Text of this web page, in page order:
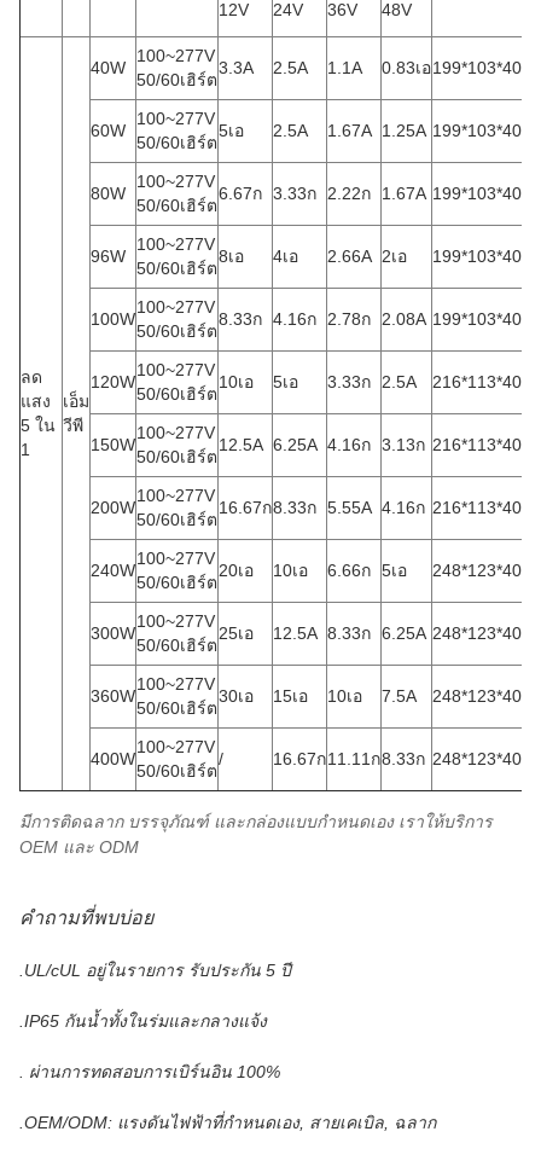
12V 24V 36V 48V
ลด
แสง
5 ใน
1
เอ็ม
วีพี
40W
100~277V
50/60เฮิร์ต
3.3A 2.5A 1.1A 0.83เอ199*103*40ม
60W
100~277V
50/60เฮิร์ต
5เอ 2.5A 1.67A 1.25A 199*103*40ม
80W
100~277V
50/60เฮิร์ต
6.67ก 3.33ก 2.22ก 1.67A 199*103*40ม
96W
100~277V
50/60เฮิร์ต
8เอ 4เอ 2.66A 2เอ 199*103*40ม
100W
100~277V
50/60เฮิร์ต
8.33ก 4.16ก 2.78ก 2.08A 199*103*40ม
120W
100~277V
50/60เฮิร์ต
10เอ 5เอ 3.33ก 2.5A 216*113*40ม
150W
100~277V
50/60เฮิร์ต
12.5A 6.25A 4.16ก 3.13ก 216*113*40ม
200W
100~277V
50/60เฮิร์ต
16.67ก8.33ก 5.55A 4.16ก 216*113*40ม
240W
100~277V
50/60เฮิร์ต
20เอ 10เอ 6.66ก 5เอ 248*123*40ม
300W
100~277V
50/60เฮิร์ต
25เอ 12.5A 8.33ก 6.25A 248*123*40ม
360W
100~277V
50/60เฮิร์ต
30เอ 15เอ 10เอ 7.5A 248*123*40ม
400W
100~277V
50/60เฮิร์ต
/ 16.67ก11.11ก8.33ก 248*123*40ม
มีการติดฉลาก บรรจุภัณฑ์ และกล่องแบบกำหนดเอง เราให้บริการ
OEM และ ODM
คำถามที่พบบ่อย
.UL/cUL อยู่ในรายการ รับประกัน 5 ปี
.IP65 กันน้ำทั้งในร่มและกลางแจ้ง
. ผ่านการทดสอบการเบิร์นอิน 100%
.OEM/ODM: แรงดันไฟฟ้าที่กำหนดเอง, สายเคเบิล, ฉลาก